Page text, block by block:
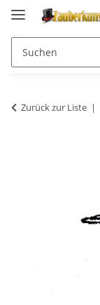
Zurück zur Liste